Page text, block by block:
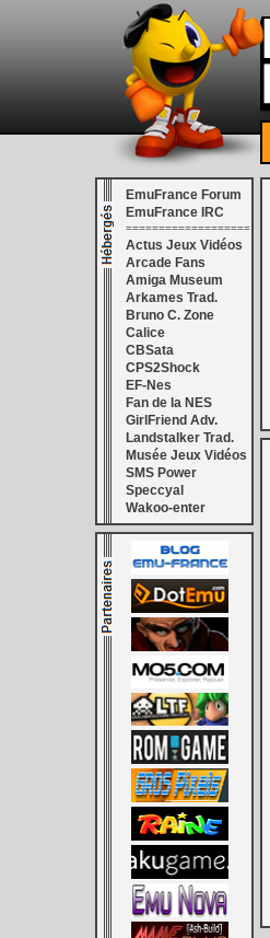
EmuFrance Forum
EmuFrance IRC
===================
Actus Jeux Vidéos
Arcade Fans
Amiga Museum
Arkames Trad.
Bruno C. Zone
Calice
CBSata
CPS2Shock
EF-Nes
Fan de la NES
GirlFriend Adv.
Landstalker Trad.
Musée Jeux Vidéos
SMS Power
Speccyal
Wakoo-enter